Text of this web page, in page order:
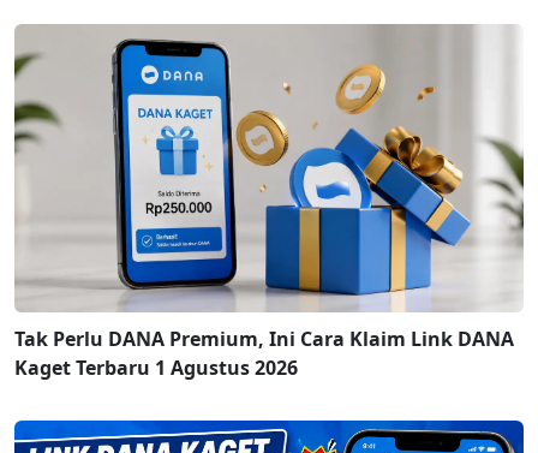
Tak Perlu DANA Premium, Ini Cara Klaim Link DANA
Kaget Terbaru 1 Agustus 2026